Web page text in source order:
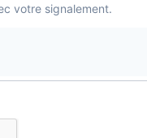
votre signalement.